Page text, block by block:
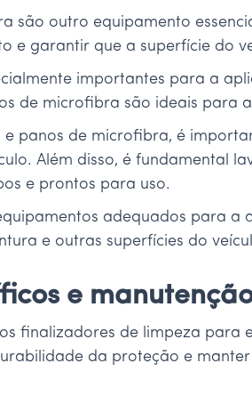
são outro equipamento
e garantir que a superfície do
importantes para a
de microfibra são ideais para
e panos de microfibra, é
Além disso, é fundamental
e prontos para uso.
adequados para
e outras superfícies do
e
finalizadores de limpeza para
da proteção e